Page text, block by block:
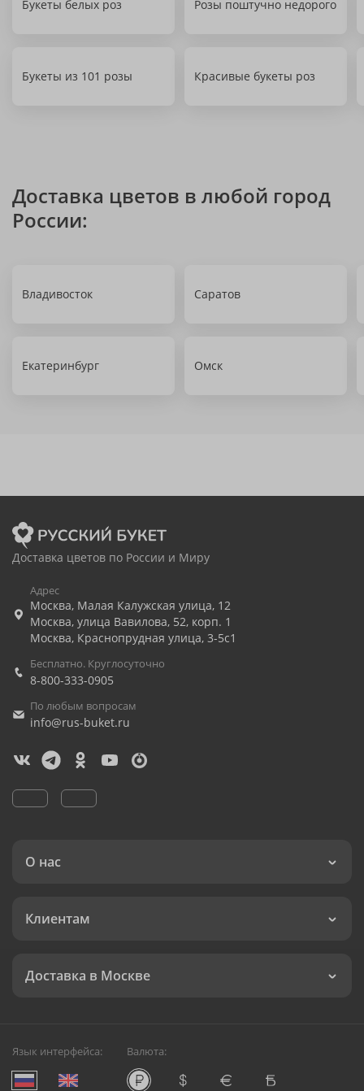
Букеты белых роз Розы поштучно недорого
Букеты из 101 розы Красивые букеты роз
Доставка цветов в любой город
России:
Владивосток Саратов
Екатеринбург Омск
Доставка цветов по России и Миру
Адрес
Москва, Малая Калужская улица, 12
Москва, улица Вавилова, 52, корп. 1
Москва, Краснопрудная улица, 3-5с1
Бесплатно. Круглосуточно
8-800-333-0905
По любым вопросам
info@rus-buket.ru
О нас
Клиентам
Доставка в Москве
Язык интерфейса: Валюта: